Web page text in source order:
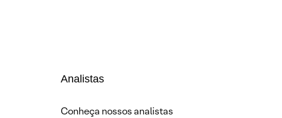
Analistas
Conheça nossos analistas